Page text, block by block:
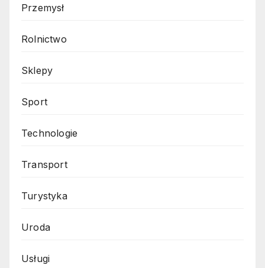
Przemysł
Rolnictwo
Sklepy
Sport
Technologie
Transport
Turystyka
Uroda
Usługi